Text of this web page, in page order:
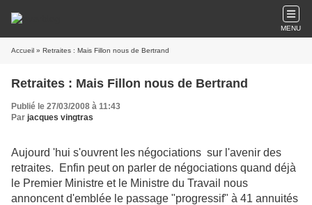
MENU
Accueil » Retraites : Mais Fillon nous de Bertrand
Retraites : Mais Fillon nous de Bertrand
Publié le 27/03/2008 à 11:43
Par jacques vingtras
Aujourd 'hui s'ouvrent les négociations sur l'avenir des
retraites. Enfin peut on parler de négociations quand déjà
le Premier Ministre et le Ministre du Travail nous
annoncent d'emblée le passage "progressif" à 41 annuités